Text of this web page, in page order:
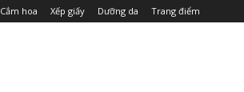
Cắm hoa Xếp giấy Dưỡng da Trang điểm